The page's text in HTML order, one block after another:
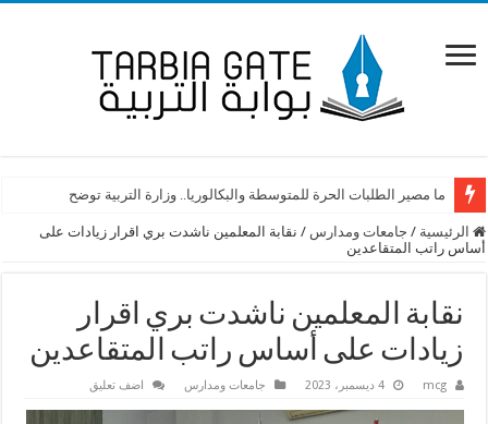
ما مصير الطلبات الحرة للمتوسطة والبكالوريا.. وزارة التربية توضح
الرئيسية / جامعات ومدارس / نقابة المعلمين ناشدت بري اقرار زيادات على
أساس راتب المتقاعدين
نقابة المعلمين ناشدت بري اقرار
زيادات على أساس راتب المتقاعدين
mcg 4 ديسمبر، 2023 جامعات ومدارس اضف تعليق